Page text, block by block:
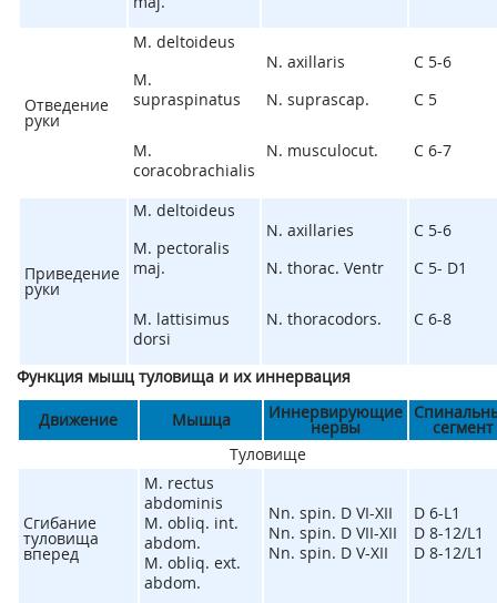
Отведение
руки
M. deltoideus
M.
supraspinatus
M.
coracobrachialis
N. axillaris
N. suprascap.
N. musculocut.
C 5-6
C 5
C 6-7
Приведение
руки
M. deltoideus
M. pectoralis
maj.
M. lattisimus
dorsi
N. axillaries
N. thorac. Ventr
N. thoracodors.
C 5-6
C 5- D1
C 6-8
Функция мышц туловища и их иннервация
Движение Мышца Иннервирующие
нервы
сегмент
Туловище
Сгибание
туловища
вперед
M. rectus
abdominis
M. obliq. int.
abdom.
M. obliq. ext.
abdom.
Nn. spin. D VI-XII
Nn. spin. D VII-XII
Nn. spin. D V-XII
D 6-L1
D 8-12/L1
D 8-12/L1